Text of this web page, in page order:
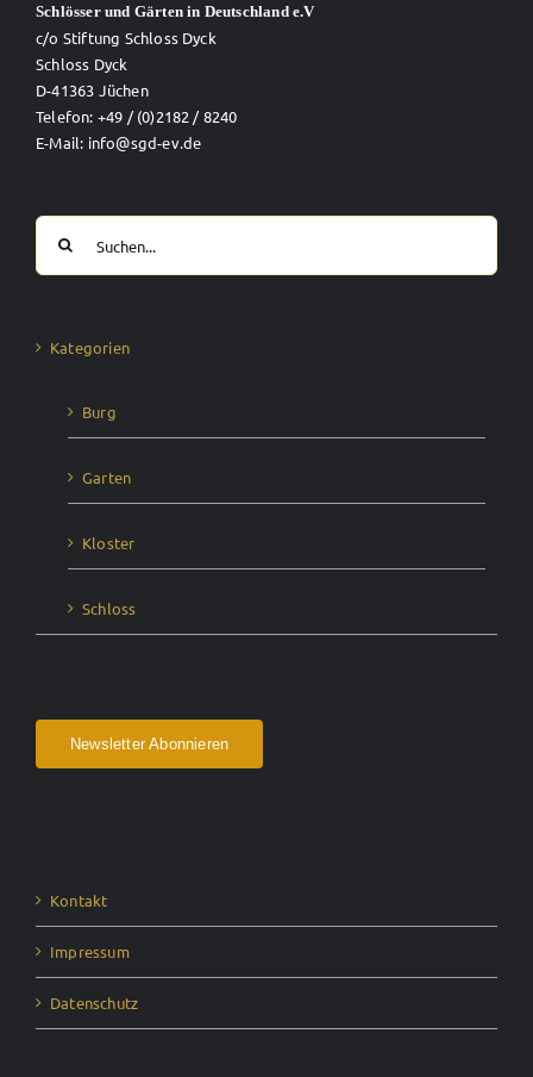
Schlösser und Gärten in Deutschland e.V
c/o Stiftung Schloss Dyck
Schloss Dyck
D-41363 Jüchen
Telefon: +49 / (0)2182 / 8240
E-Mail: info@sgd-ev.de
Suche
nach:
Kategorien
Burg
Garten
Kloster
Schloss
Newsletter Abonnieren
Kontakt
Impressum
Datenschutz